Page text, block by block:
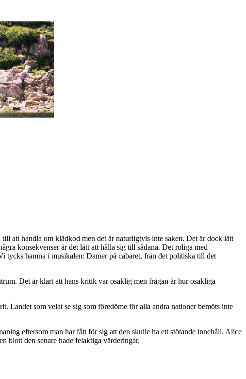
att handla om klädkod men det är naturligtvis inte saken. Det är dock lätt
konsekvenser är det lätt att hålla sig till sådana. Det roliga med
tycks hamna i musikalen: Damer på cabaret, från det politiska till det
Det är klart att hans kritik var osaklig men frågan är hur osakliga
Landet som velat se sig som föredöme för alla andra nationer bemöts inte
eftersom man har fått för sig att den skulle ha ett stötande innehåll. Alice
blott den senare hade felaktiga värderingar.